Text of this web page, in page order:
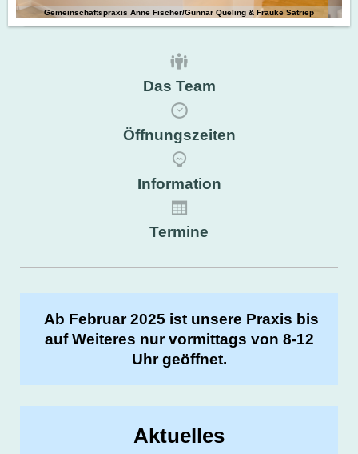
Gemeinschaftspraxis Anne Fischer/Gunnar Queling & Frauke Satriep
Das Team
Öffnungszeiten
Information
Termine
Ab Februar 2025 ist unsere Praxis bis
auf Weiteres nur vormittags von 8-12
Uhr geöffnet.
Aktuelles